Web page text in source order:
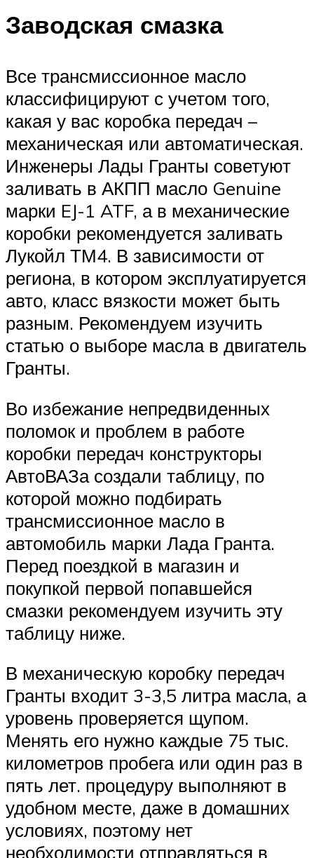
Заводская смазка
Все трансмиссионное масло
классифицируют с учетом того,
какая у вас коробка передач –
механическая или автоматическая.
Инженеры Лады Гранты советуют
заливать в АКПП масло Genuine
марки EJ-1 ATF, а в механические
коробки рекомендуется заливать
Лукойл ТМ4. В зависимости от
региона, в котором эксплуатируется
авто, класс вязкости может быть
разным. Рекомендуем изучить
статью о выборе масла в двигатель
Гранты.
Во избежание непредвиденных
поломок и проблем в работе
коробки передач конструкторы
АвтоВАЗа создали таблицу, по
которой можно подбирать
трансмиссионное масло в
автомобиль марки Лада Гранта.
Перед поездкой в магазин и
покупкой первой попавшейся
смазки рекомендуем изучить эту
таблицу ниже.
В механическую коробку передач
Гранты входит 3-3,5 литра масла, а
уровень проверяется щупом.
Менять его нужно каждые 75 тыс.
километров пробега или один раз в
пять лет. процедуру выполняют в
удобном месте, даже в домашних
условиях, поэтому нет
необходимости отправляться в